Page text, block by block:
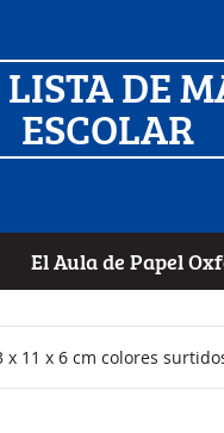
DE
ESCOLAR
El Aula de Papel
x 11 x 6 cm colores